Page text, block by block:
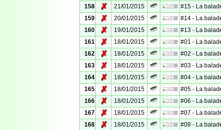
158
✗ 21/01/2015
#15 - La
159
✗ 20/01/2015
#14 - La
160
✗ 19/01/2015
#13 - La
161
✗ 18/01/2015
#01 - La
162
✗ 18/01/2015
#02 - La
163
✗ 18/01/2015
#03 - La
164
✗ 18/01/2015
#04 - La
165
✗ 18/01/2015
#05 - La
166
✗ 18/01/2015
#06 - La
167
✗ 18/01/2015
#07 - La
168
✗ 18/01/2015
#08 - La